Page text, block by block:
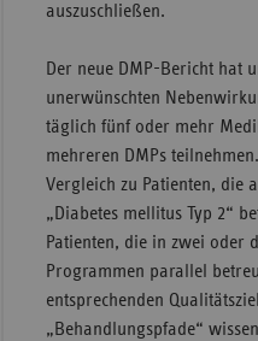
auszuschließen.
Der neue DMP-Bericht hat
unerwünschten
täglich fünf oder mehr
mehreren DMPs
Vergleich zu Patienten, die
„Diabetes mellitus Typ 2“
Patienten, die in zwei oder
Programmen parallel
entsprechenden
„Behandlungspfade“